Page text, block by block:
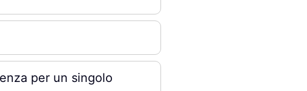
per un singolo